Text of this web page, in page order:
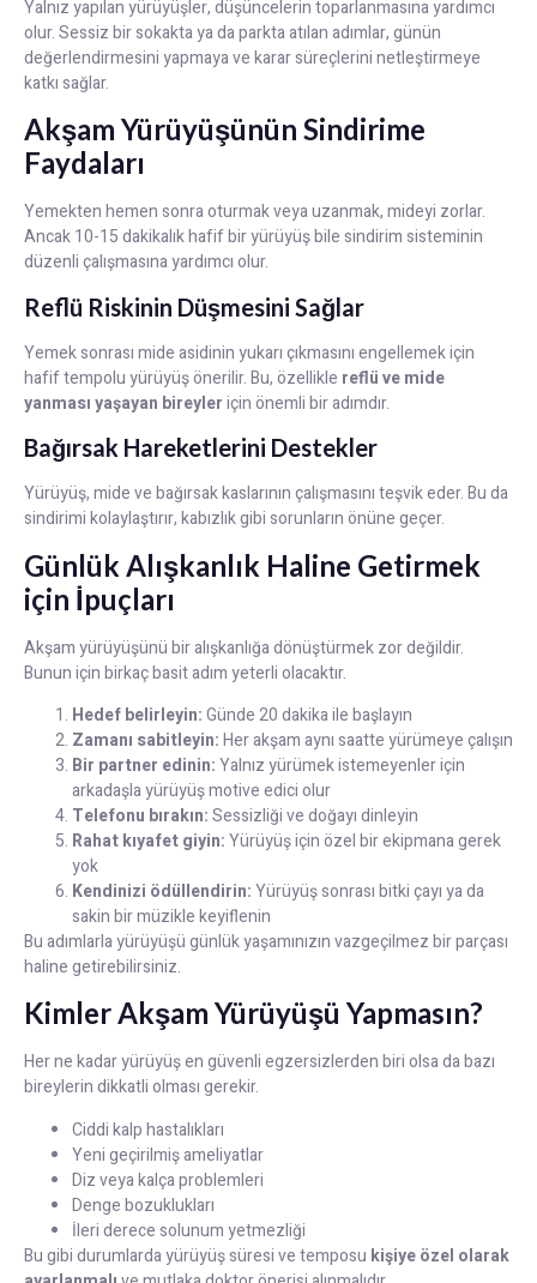
Yalnız yapılan yürüyüşler, düşüncelerin toparlanmasına yardımcı
olur. Sessiz bir sokakta ya da parkta atılan adımlar, günün
değerlendirmesini yapmaya ve karar süreçlerini netleştirmeye
katkı sağlar.
Akşam Yürüyüşünün Sindirime
Faydaları
Yemekten hemen sonra oturmak veya uzanmak, mideyi zorlar.
Ancak 10-15 dakikalık hafif bir yürüyüş bile sindirim sisteminin
düzenli çalışmasına yardımcı olur.
Reflü Riskinin Düşmesini Sağlar
Yemek sonrası mide asidinin yukarı çıkmasını engellemek için
hafif tempolu yürüyüş önerilir. Bu, özellikle reflü ve mide
yanması yaşayan bireyleriçin önemli bir adımdır.
Bağırsak Hareketlerini Destekler
Yürüyüş, mide ve bağırsak kaslarının çalışmasını teşvik eder. Bu da
sindirimi kolaylaştırır, kabızlık gibi sorunların önüne geçer.
Günlük Alışkanlık Haline Getirmek
için İpuçları
Akşam yürüyüşünü bir alışkanlığa dönüştürmek zor değildir.
Bunun için birkaç basit adım yeterli olacaktır.
Hedef belirleyin:Günde 20 dakika ile başlayın
Zamanı sabitleyin:Her akşam aynı saatte yürümeye çalışın
Bir partner edinin:Yalnız yürümek istemeyenler için
arkadaşla yürüyüş motive edici olur
Telefonu bırakın:Sessizliği ve doğayı dinleyin
Rahat kıyafet giyin:Yürüyüş için özel bir ekipmana gerek
yok
Kendinizi ödüllendirin:Yürüyüş sonrası bitki çayı ya da
sakin bir müzikle keyiflenin
Bu adımlarla yürüyüşü günlük yaşamınızın vazgeçilmez bir parçası
haline getirebilirsiniz.
Kimler Akşam Yürüyüşü Yapmasın?
Her ne kadar yürüyüş en güvenli egzersizlerden biri olsa da bazı
bireylerin dikkatli olması gerekir.
Ciddi kalp hastalıkları
Yeni geçirilmiş ameliyatlar
Diz veya kalça problemleri
Denge bozuklukları
İleri derece solunum yetmezliği
Bu gibi durumlarda yürüyüş süresi ve temposu kişiye özel olarak